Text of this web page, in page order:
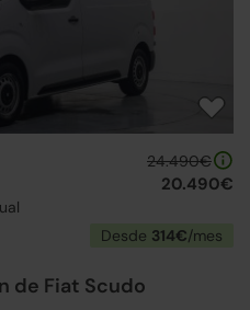
24.490€
20.490€
Desde 314€/mes
de Fiat Scudo